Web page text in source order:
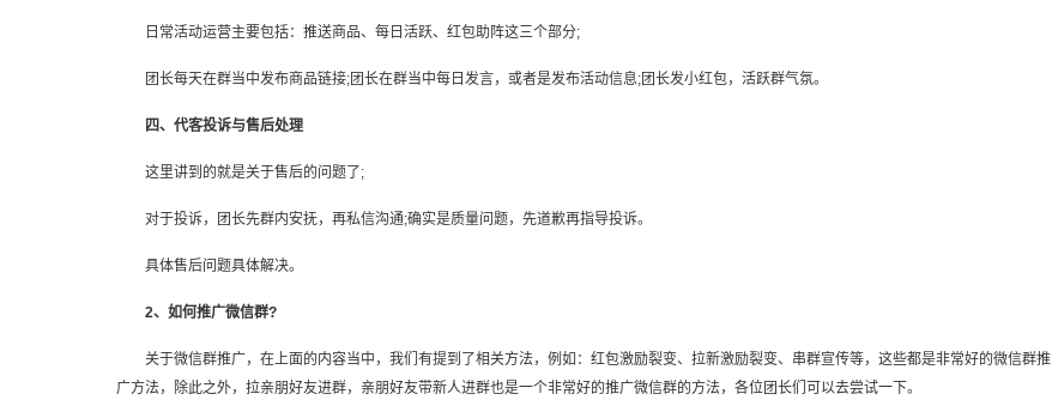
日常活动运营主要包括：推送商品、每日活跃、红包助阵这三个部分;
团长每天在群当中发布商品链接;团长在群当中每日发言，或者是发布活动信息;团长发小红包，活跃群气氛。
四、代客投诉与售后处理
这里讲到的就是关于售后的问题了;
对于投诉，团长先群内安抚，再私信沟通;确实是质量问题，先道歉再指导投诉。
具体售后问题具体解决。
2、如何推广微信群?
关于微信群推广，在上面的内容当中，我们有提到了相关方法，例如：红包激励裂变、拉新激励裂变、串群宣传等，这些都是非常好的微信群推
广方法，除此之外，拉亲朋好友进群，亲朋好友带新人进群也是一个非常好的推广微信群的方法，各位团长们可以去尝试一下。